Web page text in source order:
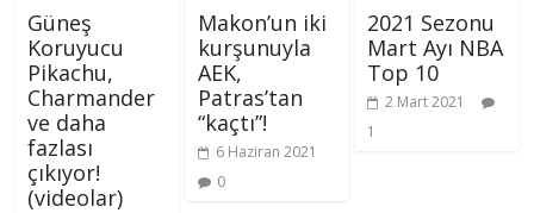
Güneş
Koruyucu
Pikachu,
Charmander
ve daha
fazlası
çıkıyor!
(videolar)
Makon’un iki
kurşunuyla
AEK,
Patras’tan
“kaçtı”!
6 Haziran 2021
0
2021 Sezonu
Mart Ayı NBA
Top 10
2 Mart 2021
1